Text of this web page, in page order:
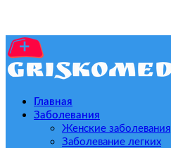
Главная
Заболевания
Женские заболевания
Заболевание легких